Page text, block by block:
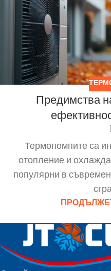
Предимства
Термопомпите са
отопление и
популярни в